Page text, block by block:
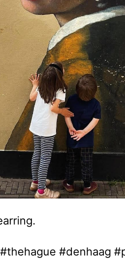
#denhaag